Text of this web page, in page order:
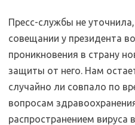
Пресс-службы не
совещании у президента
проникновения в страну
защиты от него. Нам
случайно ли совпало по
вопросам
распространением вируса